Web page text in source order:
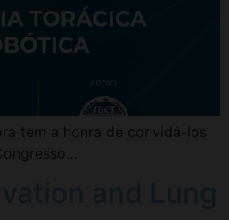
tem a honra de convidá-los